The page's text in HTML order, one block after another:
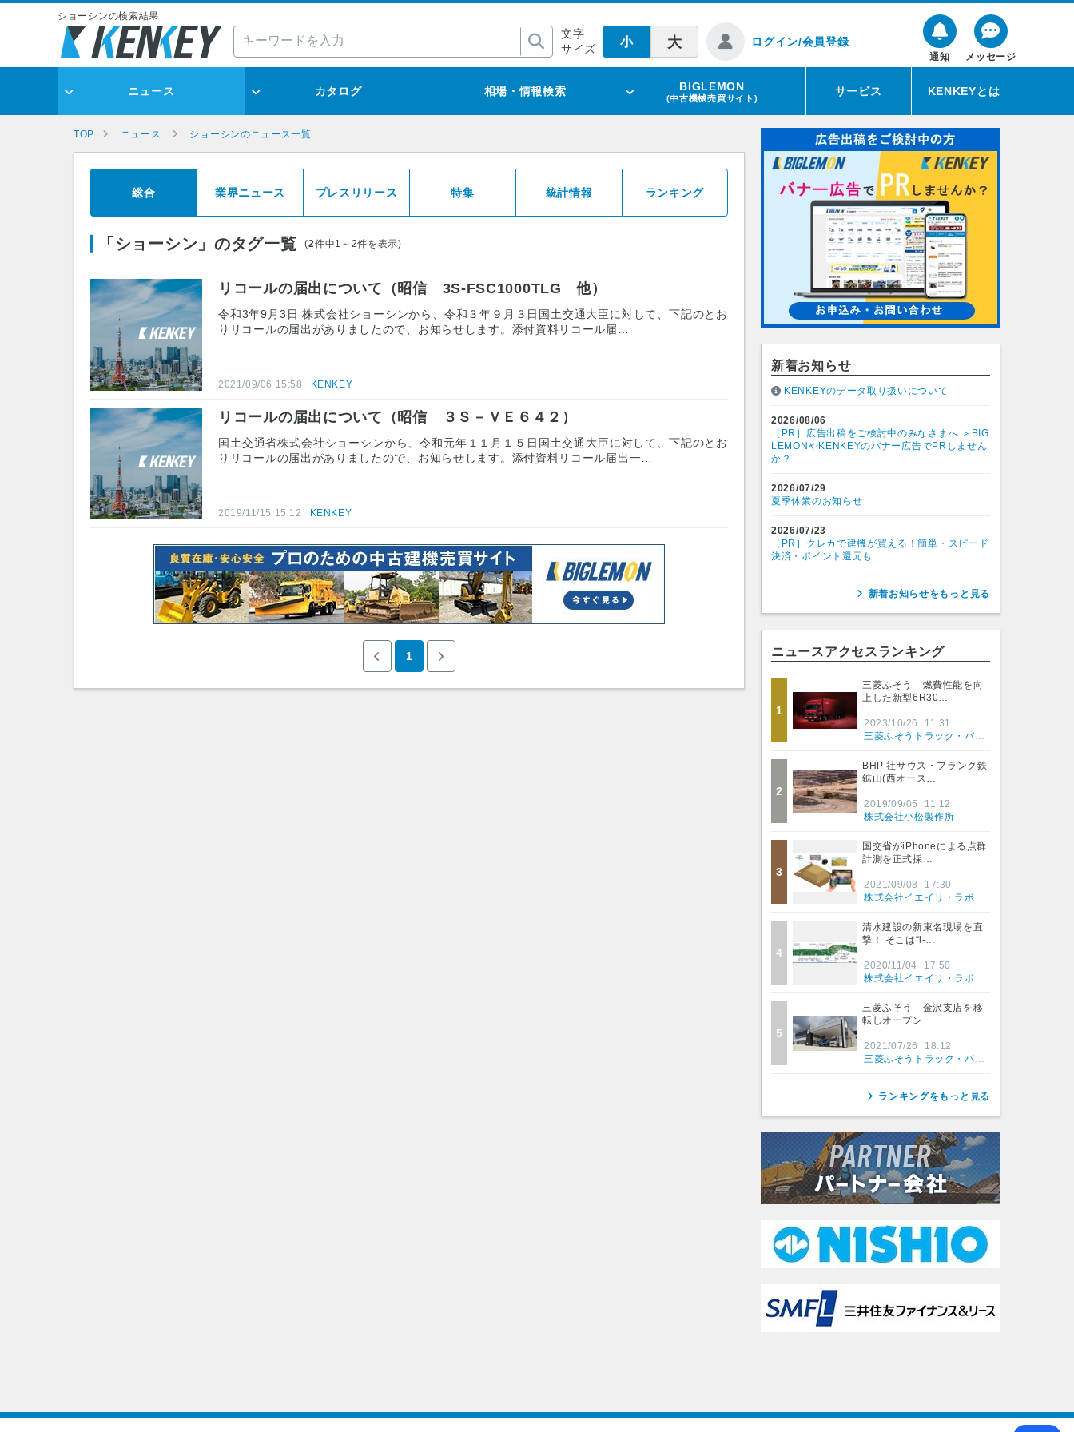
ショーシンの検索結果
通知 メッセージ
文字
サイズ
小 大 ログイン/会員登録
ニュース カタログ 相場・情報検索 BIGLEMON
(中古機械売買サイト)
サービス KENKEYとは
TOP ニュース ショーシンのニュース一覧
総合 業界ニュース プレスリリース 特集 統計情報 ランキング
「ショーシン」のタグ一覧 (2件中1～2件を表示)
リコールの届出について（昭信 3S-FSC1000TLG 他）
令和3年9月3日 株式会社ショーシンから、令和３年９月３日国土交通大臣に対して、下記のとお
りリコールの届出がありましたので、お知らせします。添付資料リコール届…
2021/09/06 15:58 KENKEY
リコールの届出について（昭信 ３Ｓ－ＶＥ６４２）
国土交通省株式会社ショーシンから、令和元年１１月１５日国土交通大臣に対して、下記のとお
りリコールの届出がありましたので、お知らせします。添付資料リコール届出一…
2019/11/15 15:12 KENKEY
1
新着お知らせ
KENKEYのデータ取り扱いについて
2026/08/06
［PR］広告出稿をご検討中のみなさまへ ＞BIG
LEMONやKENKEYのバナー広告でPRしません
か？
2026/07/29
夏季休業のお知らせ
2026/07/23
［PR］クレカで建機が買える！簡単・スピード
決済・ポイント還元も
新着お知らせをもっと見る
ニュースアクセスランキング
1
三菱ふそう 燃費性能を向
上した新型6R30…
2023/10/26
11:31
三菱ふそうトラック・バス株式会社
2
BHP 社サウス・フランク鉄
鉱山(西オース…
2019/09/05
11:12
株式会社小松製作所
3
国交省がiPhoneによる点群
計測を正式採…
2021/09/08
17:30
株式会社イエイリ・ラボ
4
清水建設の新東名現場を直
撃！ そこは“i-…
2020/11/04
17:50
株式会社イエイリ・ラボ
5
三菱ふそう 金沢支店を移
転しオープン
2021/07/26
18:12
三菱ふそうトラック・バス株式会社
ランキングをもっと見る